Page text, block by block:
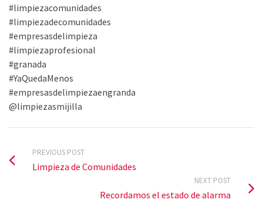
#limpiezacomunidades
#limpiezadecomunidades
#empresasdelimpieza
#limpiezaprofesional
#granada
#YaQuedaMenos
#empresasdelimpiezaengranda
@limpiezasmijilla
PREVIOUS POST
Limpieza de Comunidades
NEXT POST
Recordamos el estado de alarma